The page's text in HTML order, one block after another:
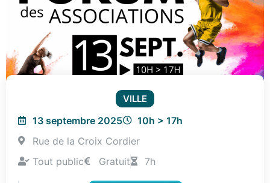
VILLE
13 septembre 2025
10h > 17h
Rue de la Croix Cordier
Tout public
Gratuit 7h